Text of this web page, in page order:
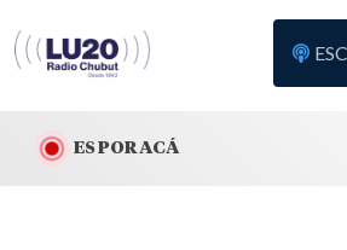
ES POR ACÁ